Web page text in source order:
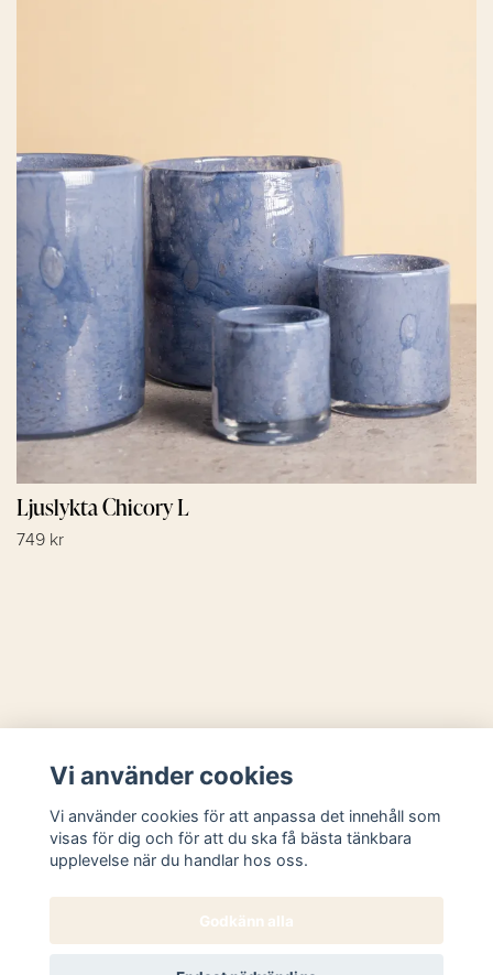
Ljuslykta Chicory L
749 kr
Sociala medier
© 2026 Butik Västanhem
Vi använder cookies
Vi använder cookies för att anpassa det innehåll som
visas för dig och för att du ska få bästa tänkbara
upplevelse när du handlar hos oss.
Godkänn alla